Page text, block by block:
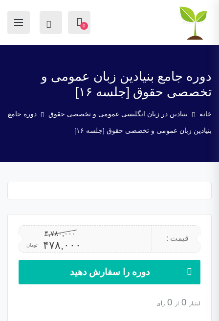
0
دوره جامع بنیادین زبان عمومی و
تخصصی حقوق [جلسه ۱۶]
خانه بنیادین در زبان انگلیسی عمومی و تخصصی حقوق دوره جامع
بنیادین زبان عمومی و تخصصی حقوق [جلسه ۱۶]
قیمت :
۴,۷۸۰,۰۰۰
۴۷۸,۰۰۰ تومان
دوره را سفارش دهید
امتیاز 0 از 0 رأی